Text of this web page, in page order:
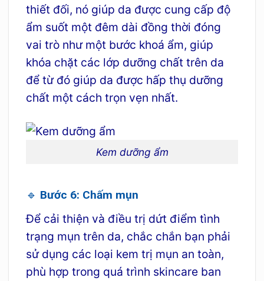
thiết đối, nó giúp da được cung cấp độ
ẩm suốt một đêm dài đồng thời đóng
vai trò như một bước khoá ẩm, giúp
khóa chặt các lớp dưỡng chất trên da
để từ đó giúp da được hấp thụ dưỡng
chất một cách trọn vẹn nhất.
Kem dưỡng ẩm
🔹 Bước 6: Chấm mụn
Để cải thiện và điều trị dứt điểm tình
trạng mụn trên da, chắc chắn bạn phải
sử dụng các loại kem trị mụn an toàn,
phù hợp trong quá trình skincare ban